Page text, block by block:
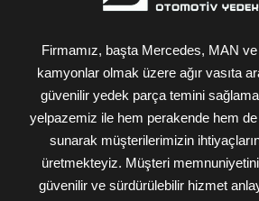
Firmamız, başta Mercedes, MAN
kamyonlar olmak üzere ağır vasıta
güvenilir yedek parça temini
yelpazemiz ile hem perakende hem
sunarak müşterilerimizin
üretmekteyiz. Müşteri
güvenilir ve sürdürülebilir hizmet